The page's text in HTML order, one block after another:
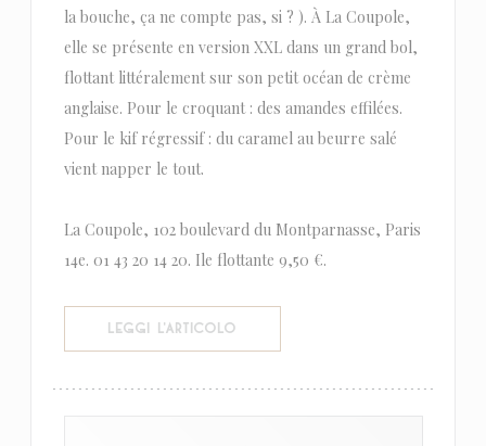
la bouche, ça ne compte pas, si ? ). À La Coupole,
elle se présente en version XXL dans un grand bol,
flottant littéralement sur son petit océan de crème
anglaise. Pour le croquant : des amandes effilées.
Pour le kif régressif : du caramel au beurre salé
vient napper le tout.
La Coupole, 102 boulevard du Montparnasse, Paris
14e. 01 43 20 14 20. Ile flottante 9,50 €.
LEGGI L'ARTICOLO